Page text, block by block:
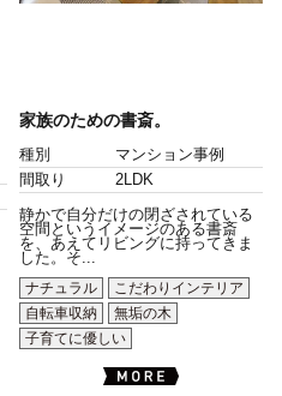
家族のための書斎。
種別
マンション事例
間取り
2LDK
静かで自分だけの閉ざされている
空間というイメージのある書斎
を、あえてリビングに持ってきま
した。そ...
ナチュラル
こだわりインテリア
自転車収納
無垢の木
子育てに優しい